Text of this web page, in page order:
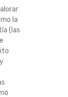
la
(las